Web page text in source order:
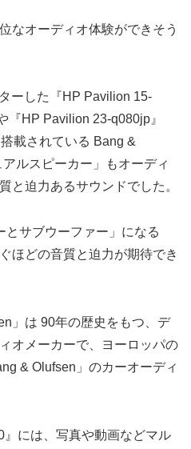
なオーディオ体験ができそう
ーした『HP Pavilion 15-
『HP Pavilion 23-q080jp』
載されている Bang &
ルスピーカー」もオーディ
と迫力あるサウンドでした。
とサブウーファー」になる
ほどの音質と迫力が期待でき
」は 90年の歴史をもつ、デ
オメーカーで、ヨーロッパの
& Olufsen」のカーオーディ
には、写真や動画などマル